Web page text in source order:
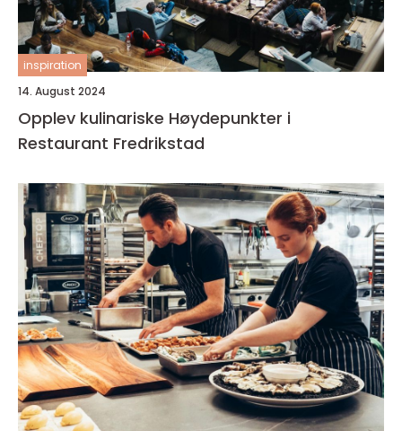
inspiration
14. August 2024
Opplev kulinariske Høydepunkter i
Restaurant Fredrikstad